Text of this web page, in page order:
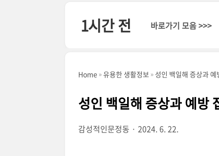
1시간 전 바로가기 모음 >>>
Home 유용한 생활정보 성인 백일해 증상과 예
성인 백일해 증상과 예방
감성적인문정동 2024. 6. 22.